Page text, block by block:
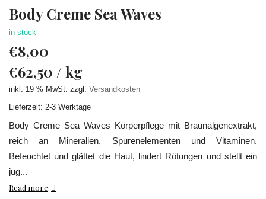
Body Creme Sea Waves
in stock
€8,00
€62,50 / kg
inkl. 19 % MwSt. zzgl. Versandkosten
Lieferzeit: 2-3 Werktage
Body Creme Sea Waves Körperpflege mit Braunalgenextrakt,
reich an Mineralien, Spurenelementen und Vitaminen.
Befeuchtet und glättet die Haut, lindert Rötungen und stellt ein
jug...
Read more